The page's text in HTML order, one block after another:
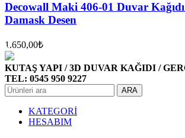
Decowall Maki 406-01 Duvar
Damask Desen
1.650,00₺
KUTAŞ YAPI / 3D DUVAR KAĞIDI /
TEL: 0545 950 9227
ARA
KATEGORİ
HESABIM